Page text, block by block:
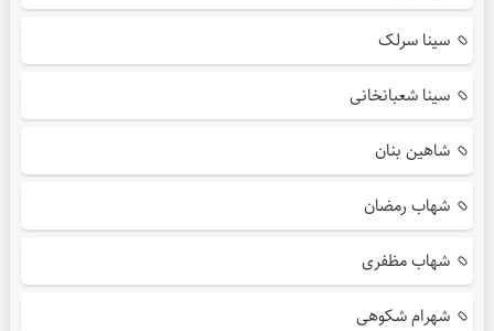
سینا سرلک
سینا شعبانخانی
شاهین بنان
شهاب رمضان
شهاب مظفری
شهرام شکوهی